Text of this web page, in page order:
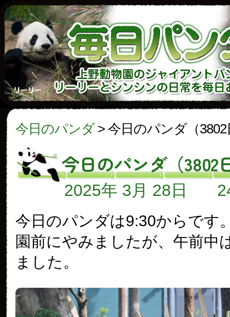
今日のパンダ> 今日のパンダ（3802
今日のパンダ（3802
2025年 3月 28日
今日のパンダは9:30からです
園前にやみましたが、午前中
ました。